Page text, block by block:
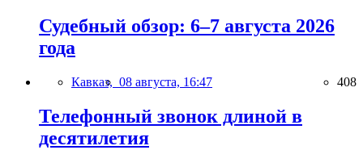
Судебный обзор: 6–7 августа 2026
года
Кавказ, 08 августа, 16:47 408
Телефонный звонок длиной в
десятилетия